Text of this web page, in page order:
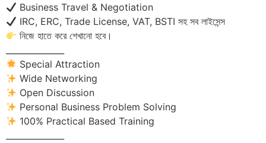
Business Travel & Negotiation
IRC, ERC, Trade License, VAT, BSTI সহ সব লাইসেন্স
নিজে হাতে করে শেখানো হবে।
Special Attraction
Wide Networking
Open Discussion
Personal Business Problem Solving
100% Practical Based Training